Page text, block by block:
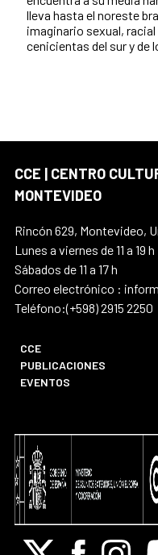
lleva hasta el noreste
imaginario sexual,
cenicientas del sur y de
CCE | CENTRO
MONTEVIDEO
Rincón 629, Montevideo,
Lunes a viernes de 11 a 19 h
Sábados de 11 a 17 h
Correo electrónico :
Teléfono:(+598) 2915 2250
CCE
PUBLICACIONES
EVENTOS
X FacebookInstagram